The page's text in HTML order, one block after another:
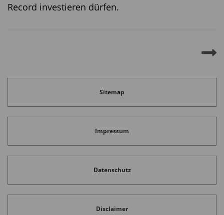
Record investieren dürfen.
Sitemap
Impressum
Datenschutz
Disclaimer